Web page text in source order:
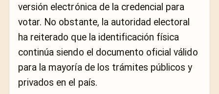
versión electrónica de la credencial para
votar. No obstante, la autoridad electoral
ha reiterado que la identificación física
continúa siendo el documento oficial válido
para la mayoría de los trámites públicos y
privados en el país.